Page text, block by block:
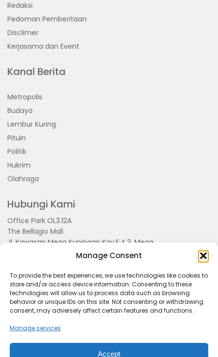
Manage Consent
To provide the best experiences, we use technologies like cookies to
store and/or access device information. Consenting to these
technologies will allow us to process data such as browsing
behavior or unique IDs on this site. Not consenting or withdrawing
consent, may adversely affect certain features and functions.
Manage services
Accept
Redaksi
Pedoman Pemberitaan
Disclimer
Kerjasama dan Event
Kanal Berita
Metropolis
Budaya
Lembur Kuring
Pituin
Politik
Hukrim
Olahraga
Hubungi Kami
Office Park OL3.12A
The Bellagio Mall
Jl. Kawasan Mega Kuningan Kav.E.4.3, Mega
Kuningan, Kel. Kuningan Timur,